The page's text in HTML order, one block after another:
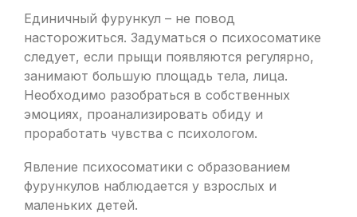
Единичный фурункул – не повод
насторожиться. Задуматься о психосоматике
следует, если прыщи появляются регулярно,
занимают большую площадь тела, лица.
Необходимо разобраться в собственных
эмоциях, проанализировать обиду и
проработать чувства с психологом.
Явление психосоматики с образованием
фурункулов наблюдается у взрослых и
маленьких детей.